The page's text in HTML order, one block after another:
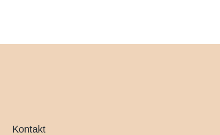
Kontakt